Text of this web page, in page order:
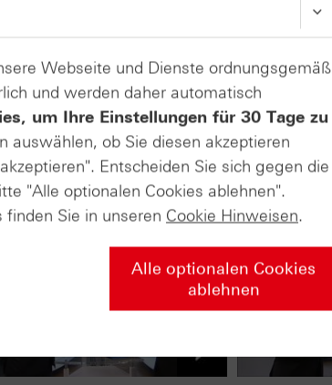
Webseite und Dienste ordnungsgemäß
und werden daher automatisch
um Ihre Einstellungen für 30 Tage zu
auswählen, ob Sie diesen akzeptieren
Entscheiden Sie sich gegen die
"Alle optionalen Cookies ablehnen".
Sie in unseren Cookie Hinweisen.
Alle optionalen Cookies
ablehnen